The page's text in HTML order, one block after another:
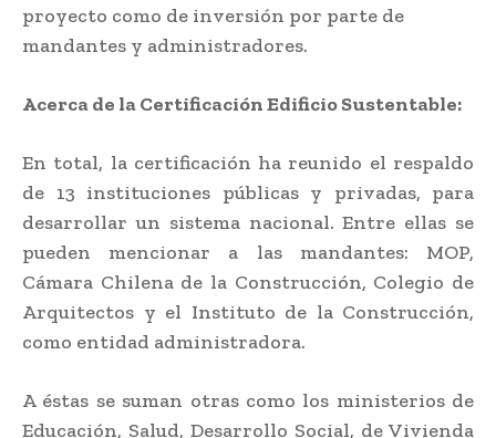
proyecto como de inversión por parte de
mandantes y administradores.
Acerca de la Certificación Edificio Sustentable:
En total, la certificación ha reunido el respaldo
de 13 instituciones públicas y privadas, para
desarrollar un sistema nacional. Entre ellas se
pueden mencionar a las mandantes: MOP,
Cámara Chilena de la Construcción, Colegio de
Arquitectos y el Instituto de la Construcción,
como entidad administradora.
A éstas se suman otras como los ministerios de
Educación, Salud, Desarrollo Social, de Vivienda